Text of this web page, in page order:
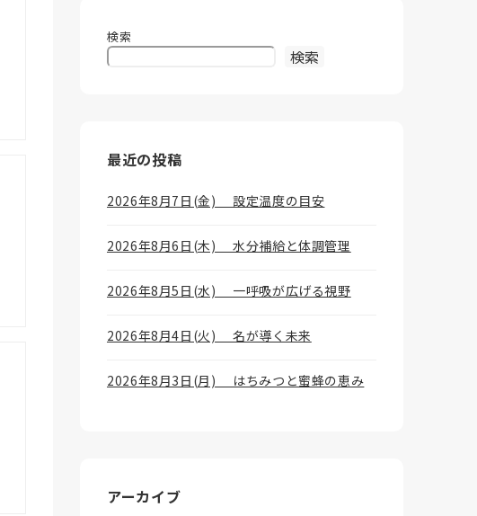
検索
検索
最近の投稿
2026年8月7日(金) 設定温度の目安
2026年8月6日(木) 水分補給と体調管理
2026年8月5日(水) 一呼吸が広げる視野
2026年8月4日(火) 名が導く未来
2026年8月3日(月) はちみつと蜜蜂の恵み
アーカイブ